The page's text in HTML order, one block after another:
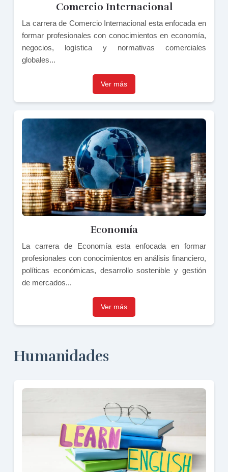
Comercio Internacional
La carrera de Comercio Internacional esta enfocada en
formar profesionales con conocimientos en economía,
negocios, logística y normativas comerciales
globales...
Ver más
Economía
La carrera de Economía esta enfocada en formar
profesionales con conocimientos en análisis financiero,
políticas económicas, desarrollo sostenible y gestión
de mercados...
Ver más
Humanidades